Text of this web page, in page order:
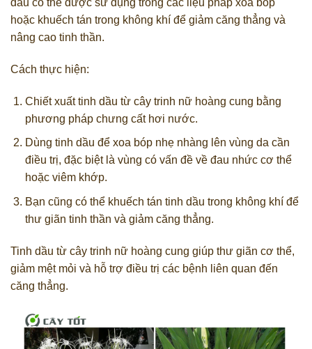
dầu có thể được sử dụng trong các liệu pháp xoa bóp
hoặc khuếch tán trong không khí để giảm căng thẳng và
nâng cao tinh thần.
Cách thực hiện:
Chiết xuất tinh dầu từ cây trinh nữ hoàng cung bằng
phương pháp chưng cất hơi nước.
Dùng tinh dầu để xoa bóp nhẹ nhàng lên vùng da cần
điều trị, đặc biệt là vùng có vấn đề về đau nhức cơ thể
hoặc viêm khớp.
Bạn cũng có thể khuếch tán tinh dầu trong không khí để
thư giãn tinh thần và giảm căng thẳng.
Tinh dầu từ cây trinh nữ hoàng cung giúp thư giãn cơ thể,
giảm mệt mỏi và hỗ trợ điều trị các bệnh liên quan đến
căng thẳng.